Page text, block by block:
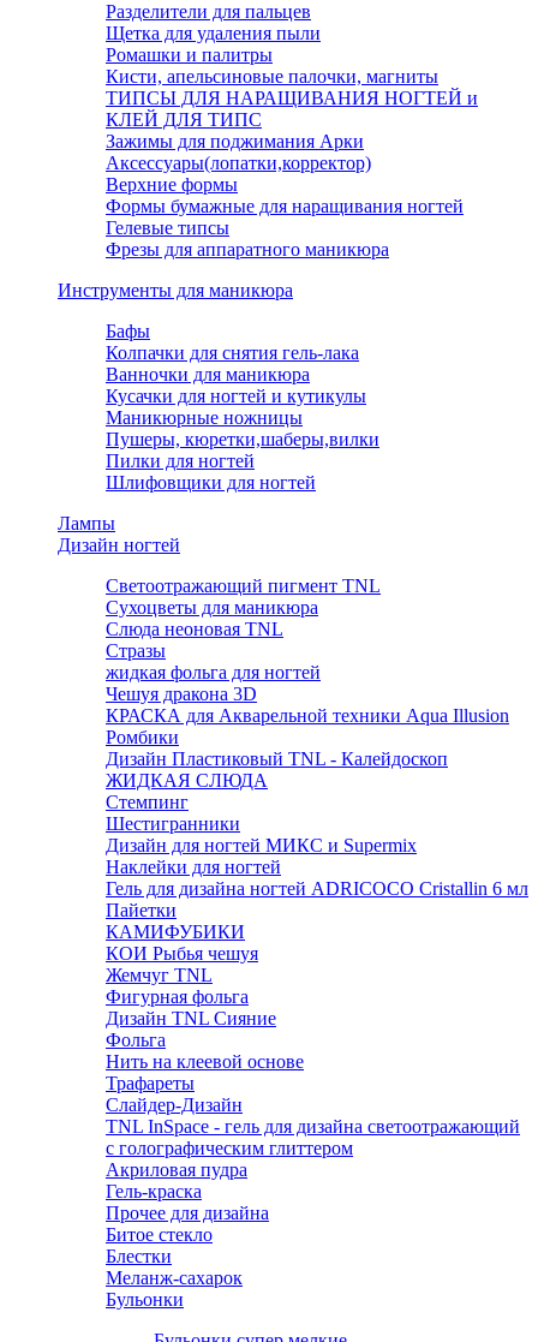
Разделители для пальцев
Щетка для удаления пыли
Ромашки и палитры
Кисти, апельсиновые палочки, магниты
ТИПСЫ ДЛЯ НАРАЩИВАНИЯ НОГТЕЙ и
КЛЕЙ ДЛЯ ТИПС
Зажимы для поджимания Арки
Аксессуары(лопатки,корректор)
Верхние формы
Формы бумажные для наращивания ногтей
Гелевые типсы
Фрезы для аппаратного маникюра
Инструменты для маникюра
Бафы
Колпачки для снятия гель-лака
Ванночки для маникюра
Кусачки для ногтей и кутикулы
Маникюрные ножницы
Пушеры, кюретки,шаберы,вилки
Пилки для ногтей
Шлифовщики для ногтей
Лампы
Дизайн ногтей
Светоотражающий пигмент TNL
Сухоцветы для маникюра
Слюда неоновая TNL
Стразы
жидкая фольга для ногтей
Чешуя дракона 3D
КРАСКА для Акварельной техники Aqua Illusion
Ромбики
Дизайн Пластиковый TNL - Калейдоскоп
ЖИДКАЯ СЛЮДА
Стемпинг
Шестигранники
Дизайн для ногтей МИКС и Supermix
Наклейки для ногтей
Гель для дизайна ногтей ADRICOCO Cristallin 6 мл
Пайетки
КАМИФУБИКИ
КОИ Рыбья чешуя
Жемчуг TNL
Фигурная фольга
Дизайн TNL Сияние
Фольга
Нить на клеевой основе
Трафареты
Слайдер-Дизайн
TNL InSpace - гель для дизайна светоотражающий
с голографическим глиттером
Акриловая пудра
Гель-краска
Прочее для дизайна
Битое стекло
Блестки
Меланж-сахарок
Бульонки